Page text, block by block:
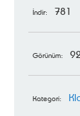
İndir: 781
Görünüm:
Kategori: